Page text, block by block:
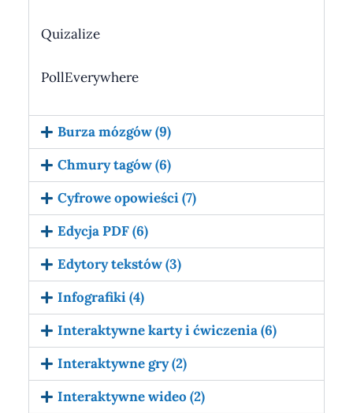
Quizalize
PollEverywhere
Burza mózgów (9)
Chmury tagów (6)
Cyfrowe opowieści (7)
Edycja PDF (6)
Edytory tekstów (3)
Infografiki (4)
Interaktywne karty i ćwiczenia (6)
Interaktywne gry (2)
Interaktywne wideo (2)